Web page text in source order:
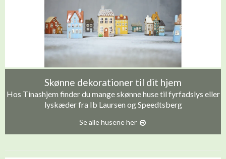
Skønne dekorationer til dit hjem
Hos Tinashjem finder du mange skønne huse til fyrfadslys eller
lyskæder fra Ib Laursen og Speedtsberg
Se alle husene her